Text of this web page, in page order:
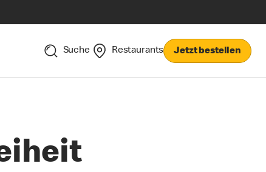
Suche Restaurants Jetzt bestellen